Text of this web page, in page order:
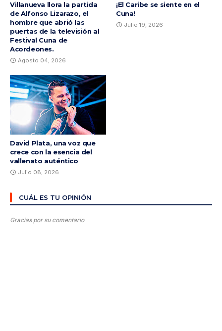
Villanueva llora la partida
de Alfonso Lizarazo, el
hombre que abrió las
puertas de la televisión al
Festival Cuna de
Acordeones.
Agosto 04, 2026
¡El Caribe se siente en el
Cuna!
Julio 19, 2026
David Plata, una voz que
crece con la esencia del
vallenato auténtico
Julio 08, 2026
CUÁL ES TU OPINIÓN
Gracias por su comentario